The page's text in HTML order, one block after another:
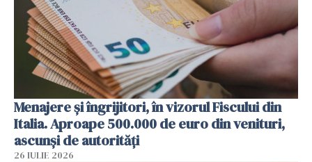
Menajere și îngrijitori, în vizorul Fiscului din
Italia. Aproape 500.000 de euro din venituri,
ascunși de autorități
26 IULIE 2026